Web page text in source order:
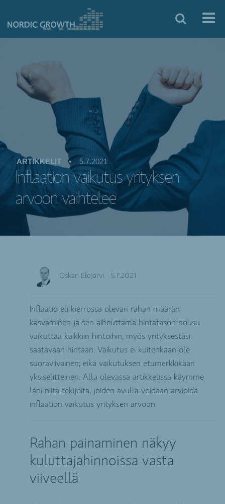
ARTIKKELIT • 5.7.2021
Inflaation vaikutus yrityksen
arvoon vaihtelee
Oskari Elojärvi 5.7.2021
Inflaatio eli kierrossa olevan rahan määrän
kasvaminen ja sen aiheuttama hintatason nousu
vaikuttaa kaikkiin hintoihin, myös yrityksestäsi
saatavaan hintaan. Vaikutus ei kuitenkaan ole
suoraviivainen; eikä vaikutuksen etumerkkikään
yksiselitteinen. Alla olevassa artikkelissa käymme
läpi niitä tekijöitä, joiden avulla voidaan arvioida
inflaation vaikutus yrityksen arvoon.
Rahan painaminen näkyy
kuluttajahinnoissa vasta
viiveellä